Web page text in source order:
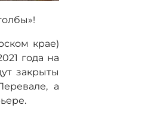
крае)
года на
закрыты
а